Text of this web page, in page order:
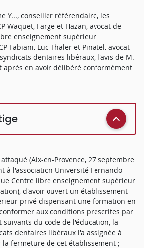
Y..., conseiller référendaire, les
Waquet, Farge et Hazan, avocat de
enseignement supérieur
Fabiani, Luc-Thaler et Pinatel, avocat
dentaires libéraux, l'avis de M.
après en avoir délibéré conformément
(Aix-en-Provence, 27 septembre
à l'association Université Fernando
Centre libre enseignement supérieur
d'avoir ouvert un établissement
privé dispensant une formation en
aux conditions prescrites par
suivants du code de l'éducation, la
dentaires libéraux l'a assignée à
fermeture de cet établissement ;